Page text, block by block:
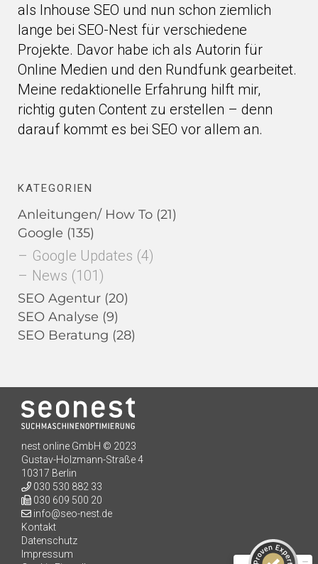
als Inhouse SEO und nun schon ziemlich
lange bei SEO-Nest für verschiedene
Projekte. Davor habe ich als Autorin für
Online Medien und den Rundfunk gearbeitet.
Meine redaktionelle Erfahrung hilft mir,
richtig guten Content zu erstellen – denn
darauf kommt es bei SEO vor allem an.
KATEGORIEN
Anleitungen/ How To (21)
Google (135)
Google Updates (4)
News (101)
SEO Agentur (20)
SEO Analyse (9)
SEO Beratung (28)
nest online GmbH © 2023
Gustav-Holzmann-Straße 4
10317 Berlin
030 530 882 33
030 609 500 20
info@seo-nest.de
Kontakt
Datenschutz
Impressum